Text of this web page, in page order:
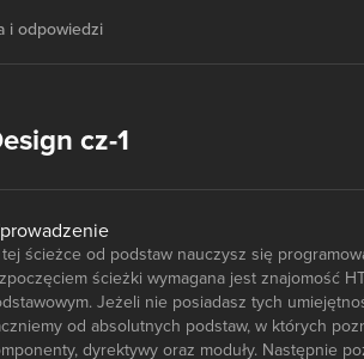
i odpowiedzi
cz-1
tej ścieżce od podstaw nauczysz się
ścieżki wymagana jest znajomość
Jeżeli nie posiadasz tych
od absolutnych podstaw, w których
dyrektywy oraz moduły. Następnie